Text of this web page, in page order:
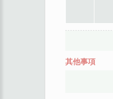
其他事項